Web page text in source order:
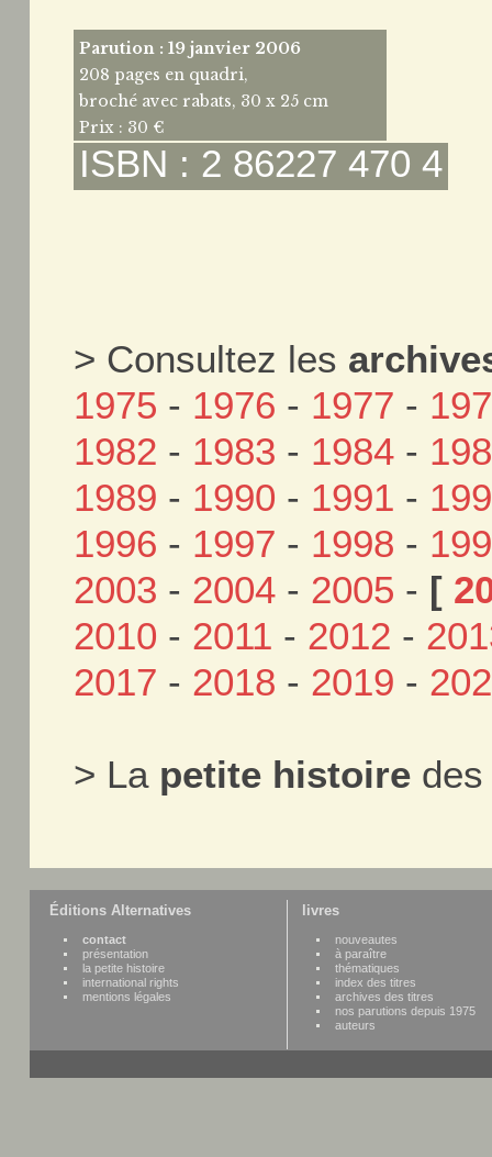
Parution : 19 janvier 2006
208 pages en quadri,
broché avec rabats, 30 x 25 cm
Prix : 30 €
ISBN : 2 86227 470 4
> Consultez les
1975 - 1976 - 1977 -
1982 - 1983 - 1984 -
1989 - 1990 - 1991 -
1996 - 1997 - 1998 -
2003 - 2004 - 2005 - [
2010 - 2011 - 2012 -
2017 - 2018 - 2019 -
> La petite histoire
Éditions Alternatives
contact
présentation
la petite histoire
international rights
mentions légales
livres
nouveautes
à paraître
thématiques
index des titres
archives des titres
nos parutions depuis 1975
auteurs